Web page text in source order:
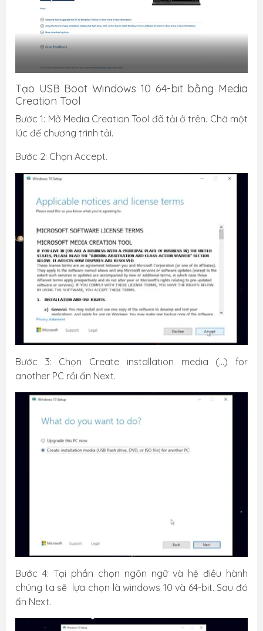
Tạo USB Boot Windows 10 64-bit bằng Media
Creation Tool
Bước 1: Mở Media Creation Tool đã tải ở trên. Chờ một
lúc để chương trình tải.
Bước 2: Chọn Accept.
Bước 3: Chọn Create installation media (…) for
another PC rồi ấn Next.
Bước 4: Tại phần chọn ngôn ngữ và hệ điều hành
chúng ta sẽ lựa chọn là windows 10 và 64-bit. Sau đó
ấn Next.